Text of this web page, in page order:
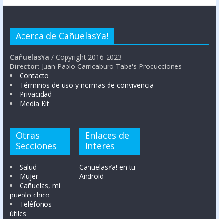
Acerca de CañuelasYa!
CañuelasYa / Copyright 2016-2023
Director: Juan Pablo Carricaburo Taba's Producciones
Contacto
Términos de uso y normas de convivencia
Privacidad
Media Kit
Otras
Secciones
Salud
Mujer
Cañuelas, mi
pueblo chico
Teléfonos
útiles
Enlaces de
Interes
CañuelasYa! en tu
Android